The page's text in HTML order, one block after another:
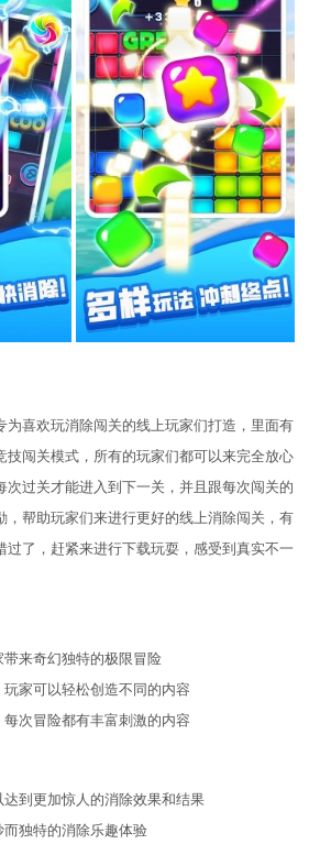
为喜欢玩消除闯关的线上玩家们打造，里面有
技闯关模式，所有的玩家们都可以来完全放心
次过关才能进入到下一关，并且跟每次闯关的
，帮助玩家们来进行更好的线上消除闯关，有
过了，赶紧来进行下载玩耍，感受到真实不一
来奇幻独特的极限冒险
家可以轻松创造不同的内容
次冒险都有丰富刺激的内容
到更加惊人的消除效果和结果
独特的消除乐趣体验